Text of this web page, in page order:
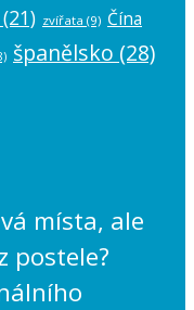
(21) zvířata (9) Čína
španělsko (28)
místa, ale
postele?